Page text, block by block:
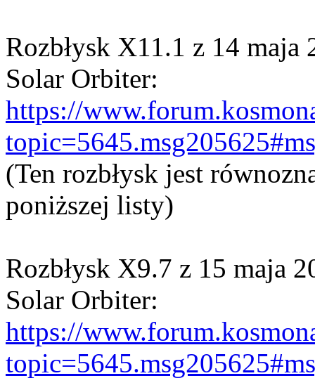
Rozbłysk X11.1 z 14 maja
Solar Orbiter:
https://
(Ten rozbłysk jest
poniższej listy)
Rozbłysk X9.7 z 15 maja
Solar Orbiter:
https://